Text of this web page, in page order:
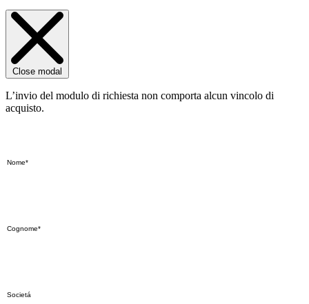
Close modal
L’invio del modulo di richiesta non comporta alcun vincolo di
acquisto.